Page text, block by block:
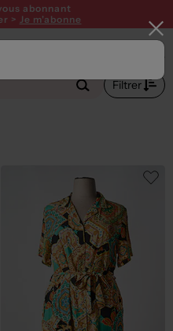
abonnant
> Je m'abonne
Filtrer